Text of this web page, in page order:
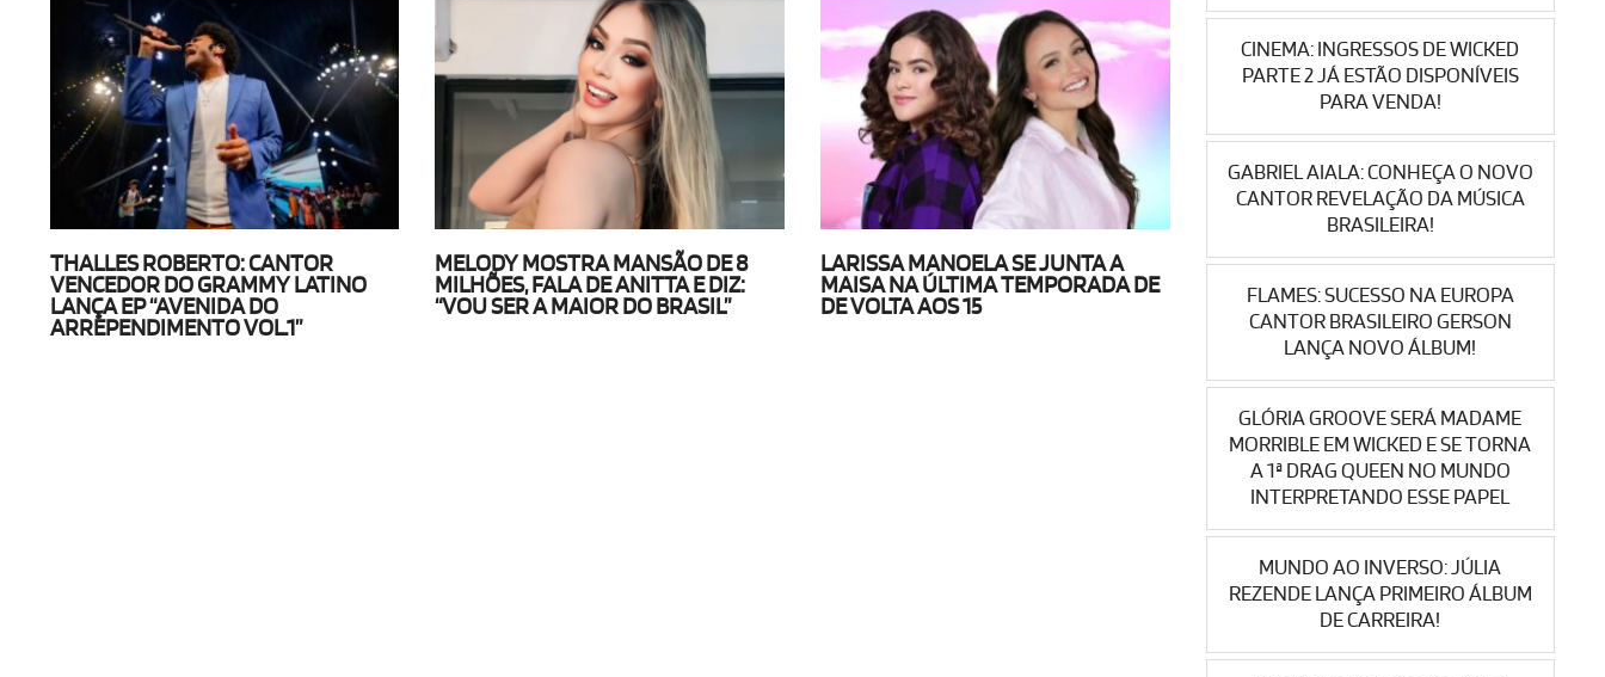
THALLES ROBERTO: CANTOR
VENCEDOR DO GRAMMY LATINO
LANÇA EP “AVENIDA DO
ARREPENDIMENTO VOL.1”
MELODY MOSTRA MANSÃO DE 8
MILHÕES, FALA DE ANITTA E DIZ:
“VOU SER A MAIOR DO BRASIL”
LARISSA MANOELA SE JUNTA A
MAISA NA ÚLTIMA TEMPORADA DE
DE VOLTA AOS 15
CINEMA: INGRESSOS DE WICKED
PARTE 2 JÁ ESTÃO DISPONÍVEIS
PARA VENDA!
GABRIEL AIALA: CONHEÇA O NOVO
CANTOR REVELAÇÃO DA MÚSICA
BRASILEIRA!
FLAMES: SUCESSO NA EUROPA
CANTOR BRASILEIRO GERSON
LANÇA NOVO ÁLBUM!
GLÓRIA GROOVE SERÁ MADAME
MORRIBLE EM WICKED E SE TORNA
A 1ª DRAG QUEEN NO MUNDO
INTERPRETANDO ESSE PAPEL
MUNDO AO INVERSO: JÚLIA
REZENDE LANÇA PRIMEIRO ÁLBUM
DE CARREIRA!